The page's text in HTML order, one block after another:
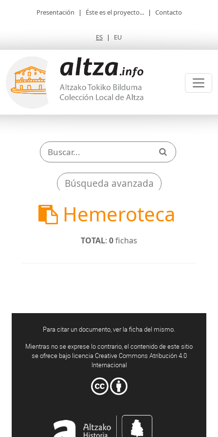
Presentación | Éste es el proyecto... | Contacto
ES | EU
Búsqueda avanzada
Hemeroteca
TOTAL: 0fichas
Para citar un documento, ver la ficha del mismo.
Mientras no se exprese lo contrario, el contenido de este sitio
se ofrece bajo licencia Creative Commons Atribución 4.0
Internacional